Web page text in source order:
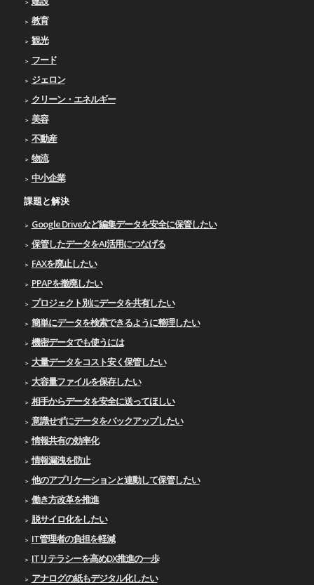
教育
観光
フード
ジェロン
クリーン・エネルギー
美容
不動産
物流
中小企業
課題と解決
Google Driveなど編集データを安全に保管したい
保管したデータをAI活用につなげる
FAXを廃止したい
PPAPを撤廃したい
プロジェクト別にデータを共有したい
簡単にデータを検索できるように整理したい
機密データでも使うには
大量データをコスト安く保管したい
大容量ファイルを保存したい
相手からデータを安全に送ってほしい
意識せずにデータをバックアップしたい
情報共有の効率化
情報漏洩を防止
他のアプリケーションと連動して保管したい
働き方改革を推進
脱サイロ化をしたい
IT管理者の負担を軽減
ITリテラシーを高めDX推進の一歩
アナログの紙もデジタル化したい